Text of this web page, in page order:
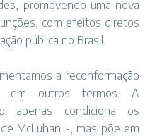
promovendo uma nova
com efeitos diretos
pública no Brasil.
a reconformação
em outros termos. A
apenas condiciona os
McLuhan -, mas põe em